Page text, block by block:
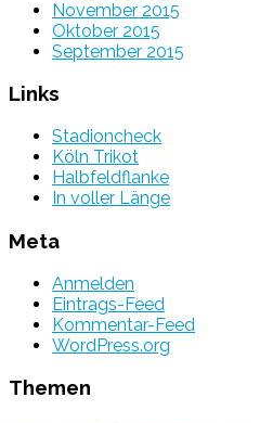
November 2015
Oktober 2015
September 2015
Links
Stadioncheck
Köln Trikot
Halbfeldflanke
In voller Länge
Meta
Anmelden
Eintrags-Feed
Kommentar-Feed
WordPress.org
Themen